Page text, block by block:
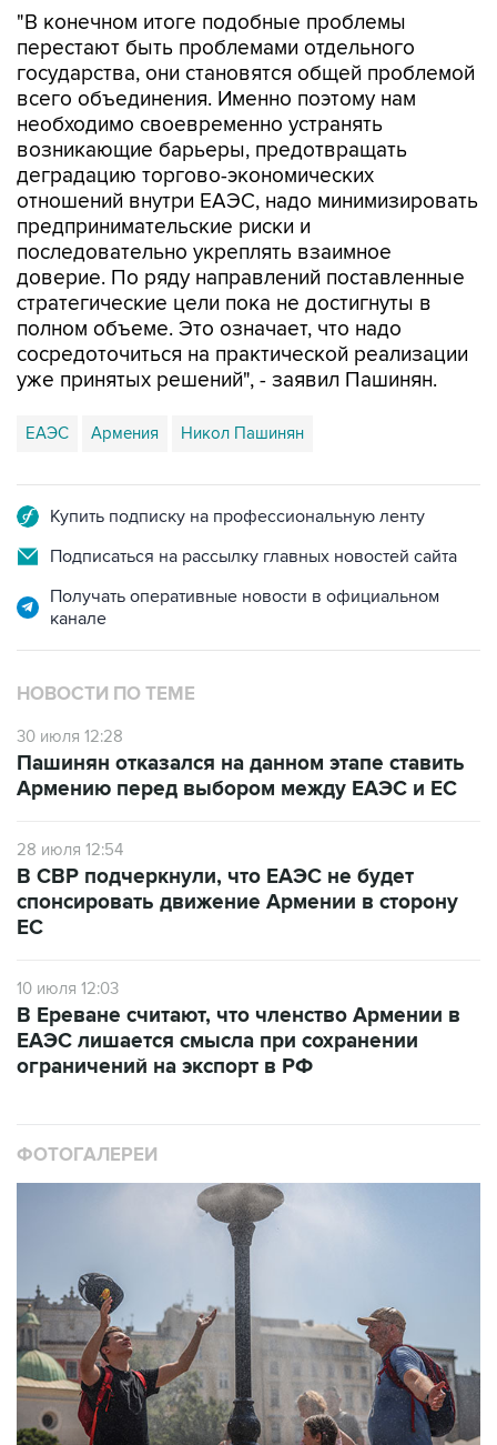
"В конечном итоге подобные проблемы
перестают быть проблемами отдельного
государства, они становятся общей проблемой
всего объединения. Именно поэтому нам
необходимо своевременно устранять
возникающие барьеры, предотвращать
деградацию торгово-экономических
отношений внутри ЕАЭС, надо минимизировать
предпринимательские риски и
последовательно укреплять взаимное
доверие. По ряду направлений поставленные
стратегические цели пока не достигнуты в
полном объеме. Это означает, что надо
сосредоточиться на практической реализации
уже принятых решений", - заявил Пашинян.
ЕАЭС Армения Никол Пашинян
Купить подписку на профессиональную ленту
Подписаться на рассылку главных новостей сайта
Получать оперативные новости в официальном
канале
НОВОСТИ ПО ТЕМЕ
30 июля 12:28
Пашинян отказался на данном этапе ставить
Армению перед выбором между ЕАЭС и ЕС
28 июля 12:54
В СВР подчеркнули, что ЕАЭС не будет
спонсировать движение Армении в сторону
ЕС
10 июля 12:03
В Ереване считают, что членство Армении в
ЕАЭС лишается смысла при сохранении
ограничений на экспорт в РФ
ФОТОГАЛЕРЕИ